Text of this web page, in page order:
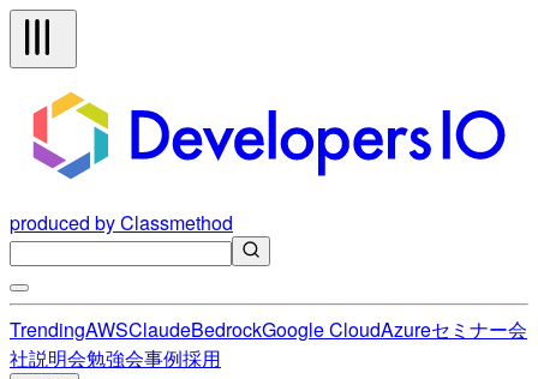
produced by Classmethod
TrendingAWSClaudeBedrockGoogle CloudAzureセミナー会
社説明会勉強会事例採用